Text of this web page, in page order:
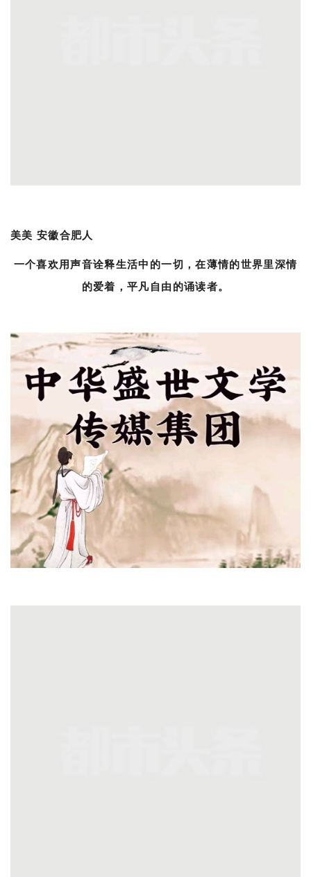
美美 安徽合肥人
一个喜欢用声音诠释生活中的一切，在薄情的世界里深情
的爱着，平凡自由的诵读者。